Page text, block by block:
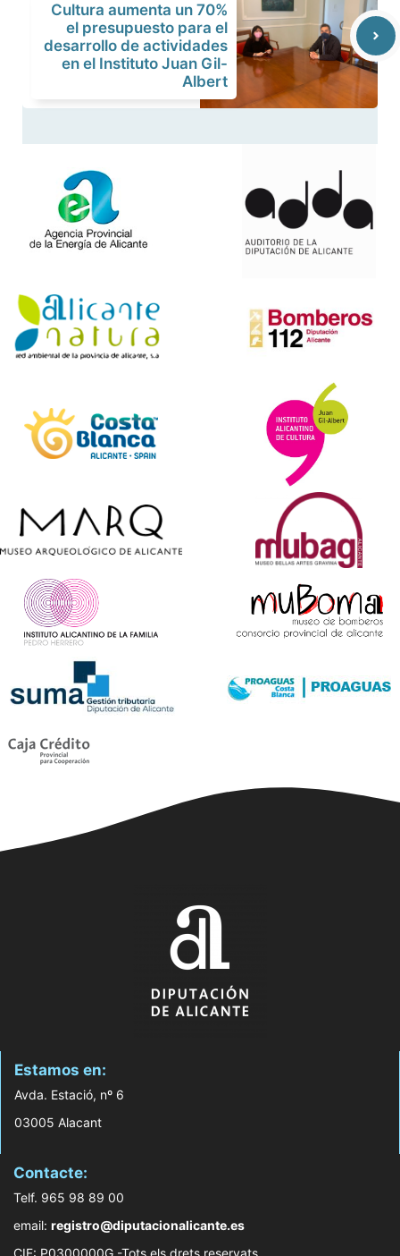
Cultura aumenta un 70%
el presupuesto para el
desarrollo de actividades
en el Instituto Juan Gil-
Albert
Estamos en:
Avda. Estació, nº 6
03005 Alacant
Contacte:
Telf. 965 98 89 00
email: registro@diputacionalicante.es
CIF: P0300000G -Tots els drets reservats